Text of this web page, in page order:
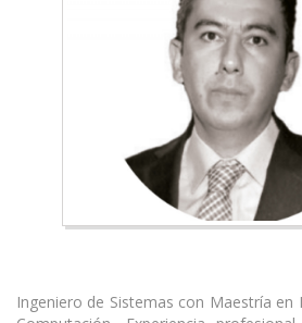
Ingeniero de Sistemas con Maestría en